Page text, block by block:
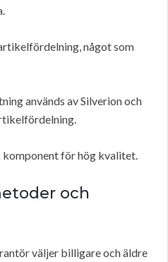
något som
används av Silverion och
komponent för hög kvalitet.
och
väljer billigare och äldre